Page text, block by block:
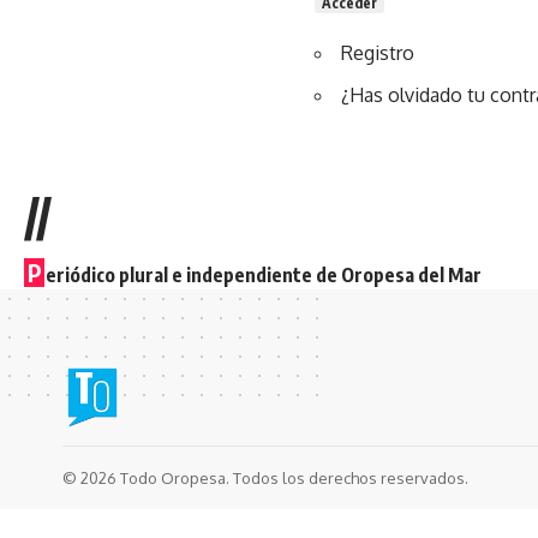
Registro
¿Has olvidado tu
//
P eriódico plural e independiente de Oropesa del Mar
© 2026 Todo Oropesa. Todos los derechos reservados.